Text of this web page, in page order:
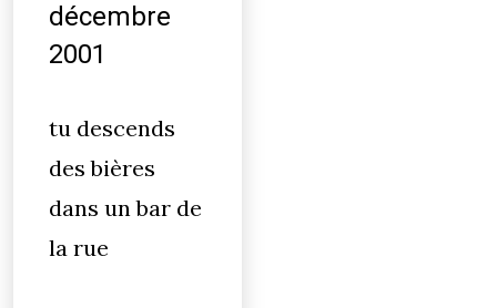
décembre
2001
tu descends
des bières
dans un bar de
la rue